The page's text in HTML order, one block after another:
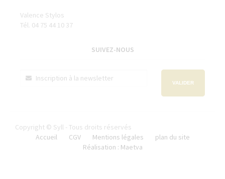
Valence Stylos
Tél. 04 75 44 10 37
SUIVEZ-NOUS
VALIDER
Copyright © Syll - Tous droits réservés
Accueil
CGV Mentions légales
plan du site
Réalisation : Maetva